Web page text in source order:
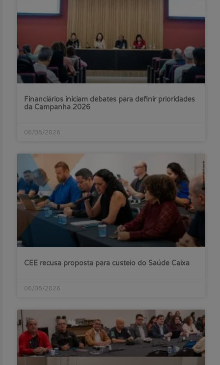
Financiários iniciam debates para definir prioridades
da Campanha 2026
06/08/2026
CEE recusa proposta para custeio do Saúde Caixa
06/08/2026